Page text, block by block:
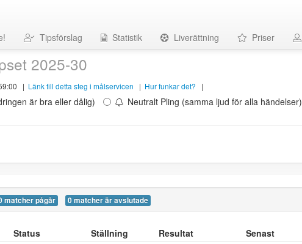
Tipsförslag Statistik Liverättning Priser
2025-30
| Länk till detta steg i målservicen | Hur funkar det? |
är bra eller dålig) Neutralt Pling (samma ljud för alla händelser)
matcher pågår 0 matcher är avslutade
Status Ställning Resultat Senast